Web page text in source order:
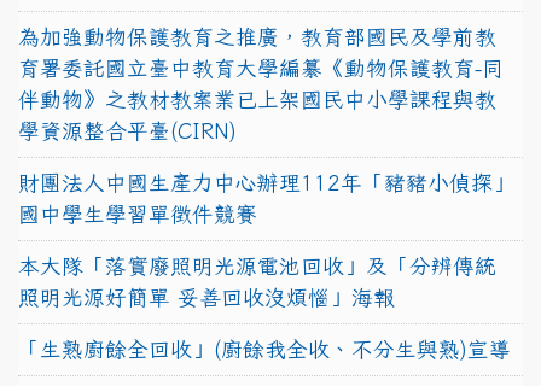
為加強動物保護教育之推廣，教育部國民及學前教
育署委託國立臺中教育大學編纂《動物保護教育-同
伴動物》之教材教案業已上架國民中小學課程與教
學資源整合平臺(CIRN)
財團法人中國生產力中心辦理112年「豬豬小偵探」
國中學生學習單徵件競賽
本大隊「落實廢照明光源電池回收」及「分辨傳統
照明光源好簡單 妥善回收沒煩惱」海報
「生熟廚餘全回收」(廚餘我全收、不分生與熟)宣導